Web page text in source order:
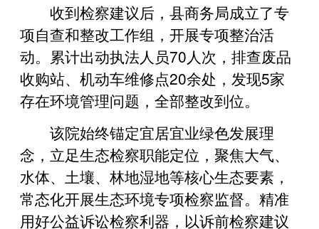
收到检察建议后，县商务局成立了专
项自查和整改工作组，开展专项整治活
动。累计出动执法人员70人次，排查废品
收购站、机动车维修点20余处，发现5家
存在环境管理问题，全部整改到位。
该院始终锚定宜居宜业绿色发展理
念，立足生态检察职能定位，聚焦大气、
水体、土壤、林地湿地等核心生态要素，
常态化开展生态环境专项检察监督。精准
用好公益诉讼检察利器，以诉前检察建议